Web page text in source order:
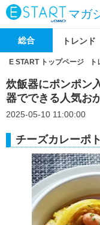
マガ
総合 トレンド
E START トップページ
炊飯器にポンポン
器でできる人気お
2025-05-10 11:00:00
チーズカレーポ